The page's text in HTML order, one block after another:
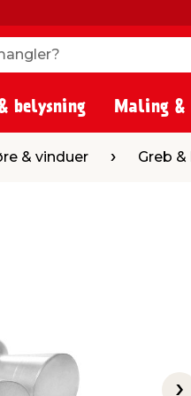
belysning Maling &
Greb & hængsler
& vinduer Greb